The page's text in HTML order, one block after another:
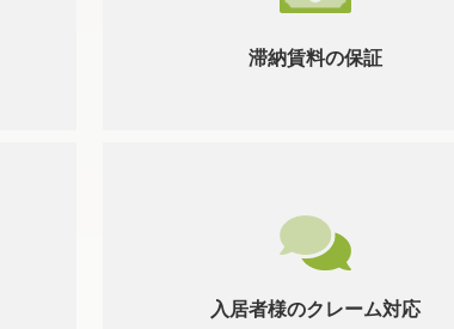
滞納賃料の保証
入居者様のクレーム対応